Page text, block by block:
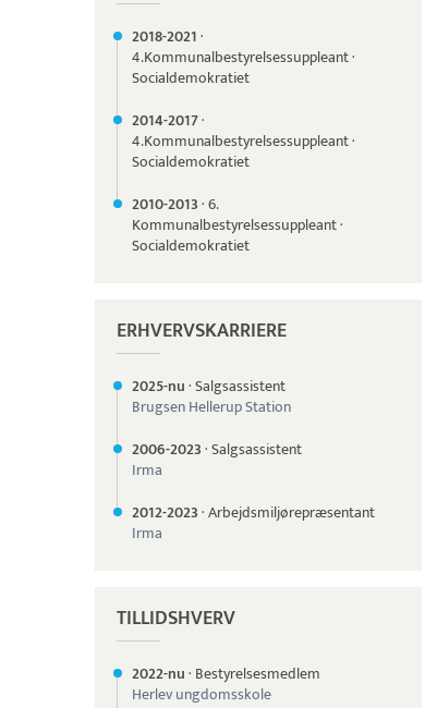
2018-2021·
4.Kommunalbestyrelsessuppleant·
Socialdemokratiet
2014-2017·
4.Kommunalbestyrelsessuppleant·
Socialdemokratiet
2010-2013·6.
Kommunalbestyrelsessuppleant·
Socialdemokratiet
ERHVERVSKARRIERE
2025-nu·Salgsassistent
Brugsen Hellerup Station
2006-2023·Salgsassistent
Irma
2012-2023·Arbejdsmiljørepræsentant
Irma
TILLIDSHVERV
2022-nu· Bestyrelsesmedlem
Herlev ungdomsskole